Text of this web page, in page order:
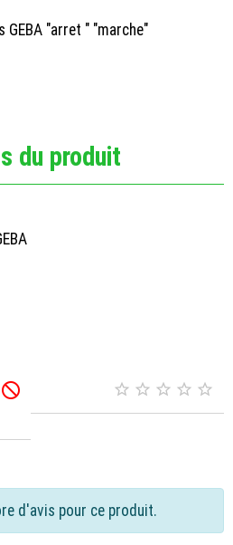
"arret " "marche"
du produit
     
d'avis pour ce produit.